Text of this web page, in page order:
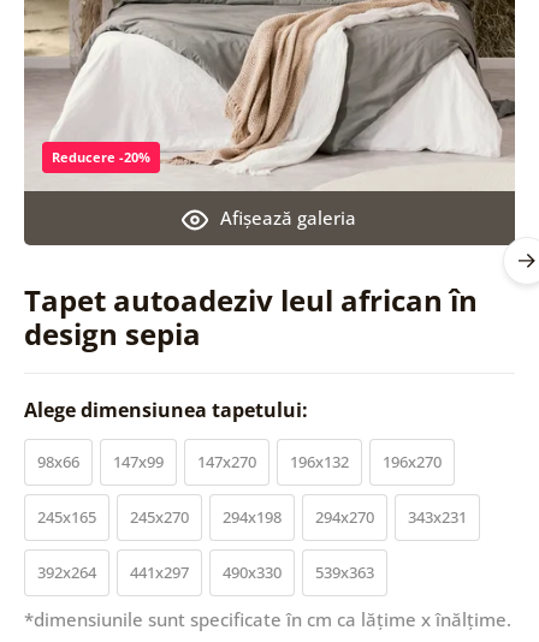
Tapet autoadeziv leul african în
design sepia
Afişează galeria
Reducere -20%
Alege dimensiunea tapetului:
98x66 147x99 147x270 196x132 196x270
245x165 245x270 294x198 294x270 343x231
392x264 441x297 490x330 539x363
*dimensiunile sunt specificate în cm ca lățime x înălțime.